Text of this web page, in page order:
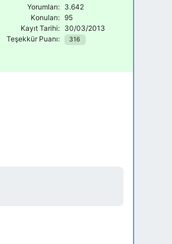
Yorumları: 3.642
Konuları: 95
Kayıt Tarihi: 30/03/2013
Teşekkür Puanı:
316